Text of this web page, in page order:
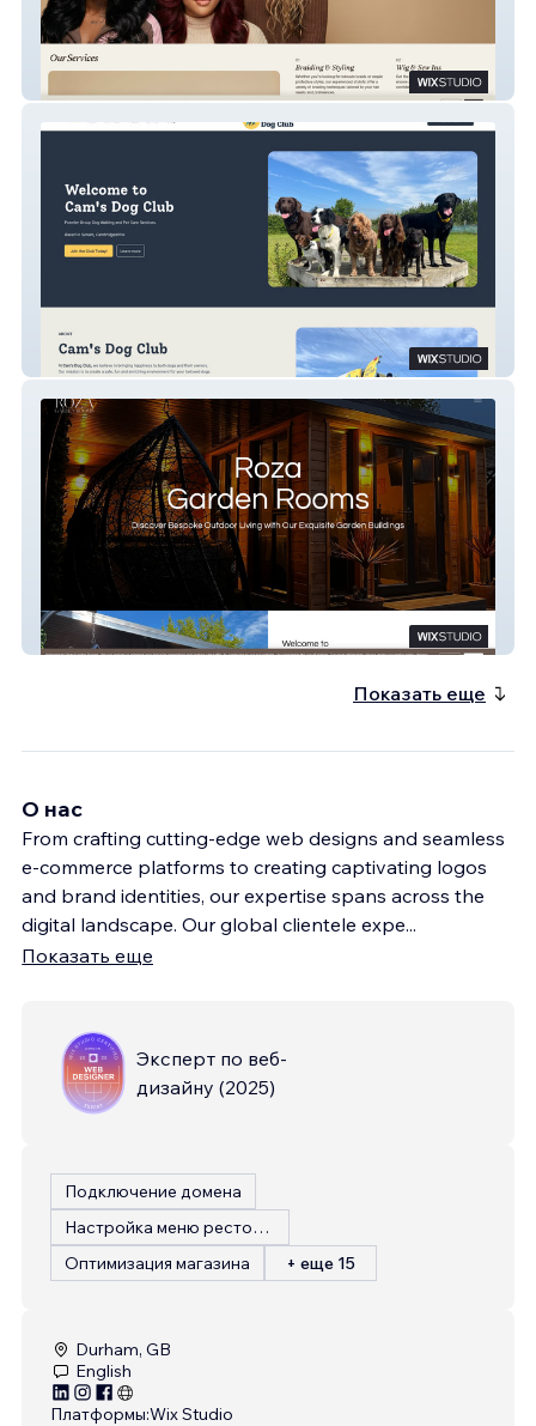
Cam's Dog Club
Roza Garden Rooms
Показать еще
О нас
From crafting cutting-edge web designs and seamless
e-commerce platforms to creating captivating logos
and brand identities, our expertise spans across the
digital landscape. Our global clientele expe...
Показать еще
Эксперт по веб-
дизайну (2025)
Подключение домена
Настройка меню ресторана
Оптимизация магазина
+ еще 15
Durham, GB
English
Платформы:Wix Studio